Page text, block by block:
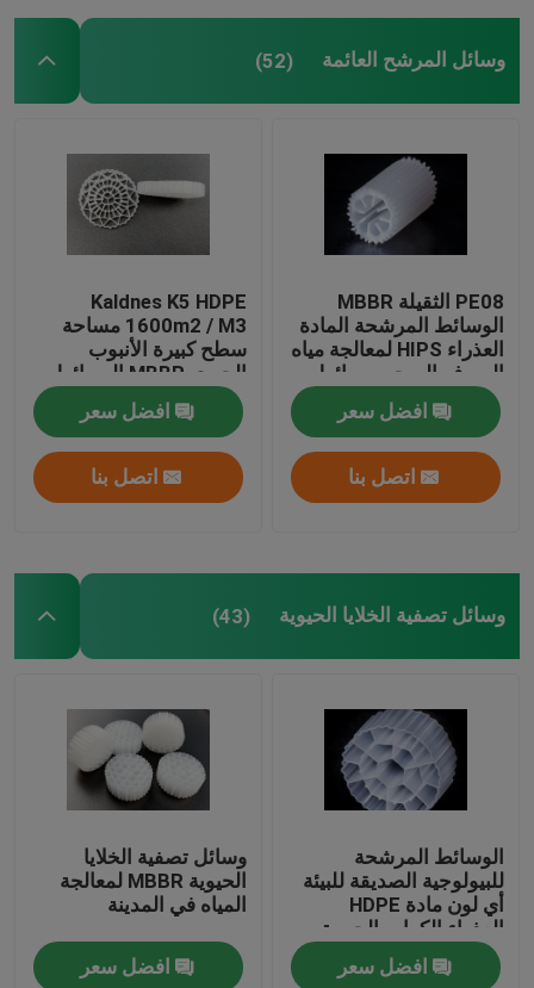
وسائل المرشح العائمة (52)
PE08 الثقيلة MBBR
الوسائط المرشحة المادة
العذراء HIPS لمعالجة مياه
الصرف الصحي وسائط
الكتلة الحيوية الملونة
البيضاء
افضل سعر
اتصل بنا
Kaldnes K5 HDPE
1600m2 / M3 مساحة
سطح كبيرة الأنبوب
الحيوي MBBR الوسائط
المرشحة العائمة
افضل سعر
اتصل بنا
وسائل تصفية الخلايا الحيوية (43)
الوسائط المرشحة
للبيولوجية الصديقة للبيئة
أي لون مادة HDPE
العذراء الكرات الحيوية
افضل سعر
وسائل تصفية الخلايا
الحيوية MBBR لمعالجة
المياه في المدينة
افضل سعر